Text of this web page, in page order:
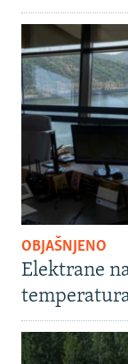
OBJAŠNJENO
Elektrane